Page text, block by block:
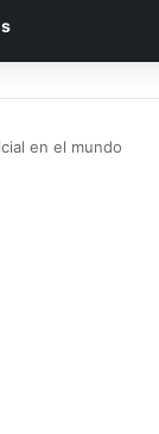
en el mundo